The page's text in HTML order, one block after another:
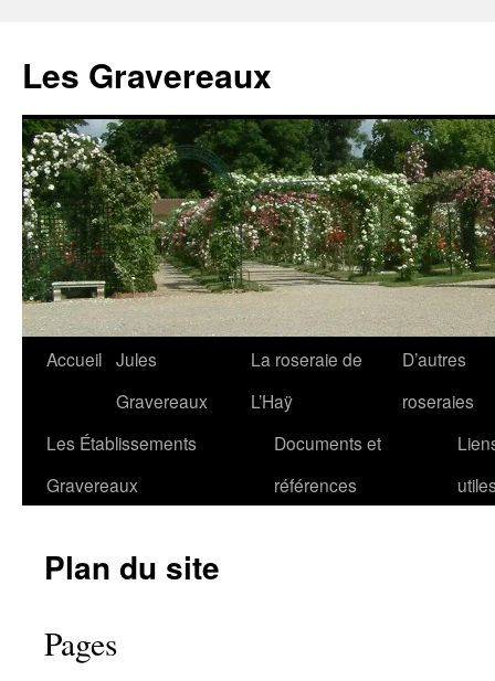
contenu
Les Gravereaux
Accueil Jules
Gravereaux
La roseraie de
L’Haÿ
D’autres
roseraies
Les Établissements
Gravereaux
Documents et
références
Plan du site
Pages